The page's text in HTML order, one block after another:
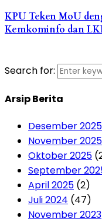
KPU Teken MoU
Kemkominfo dan
Search for:
Arsip Berita
Desember 2025
November 2025
Oktober 2025
September
April 2025 (2)
Juli 2024 (47)
November 2023